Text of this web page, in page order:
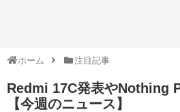
ホーム 注目記事
Redmi 17C発表やNothing
【今週のニュース】